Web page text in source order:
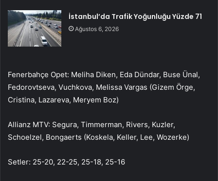
İstanbul’da Trafik Yoğunluğu Yüzde 71
Ağustos 6, 2026
Fenerbahçe Opet: Meliha Diken, Eda Dündar, Buse Ünal,
Fedorovtseva, Vuchkova, Melissa Vargas (Gizem Örge,
Cristina, Lazareva, Meryem Boz)
Allianz MTV: Segura, Timmerman, Rivers, Kuzler,
Schoelzel, Bongaerts (Koskela, Keller, Lee, Wozerke)
Setler: 25-20, 22-25, 25-18, 25-16